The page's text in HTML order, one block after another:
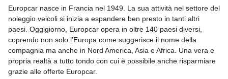
Europcar nasce in Francia nel 1949. La sua attività nel settore del
noleggio veicoli si inizia a espandere ben presto in tanti altri
paesi. Oggigiorno, Europcar opera in oltre 140 paesi diversi,
coprendo non solo l'Europa come suggerisce il nome della
compagnia ma anche in Nord America, Asia e Africa. Una vera e
propria realtà a tutto tondo con cui è possibile anche risparmiare
grazie alle offerte Europcar.